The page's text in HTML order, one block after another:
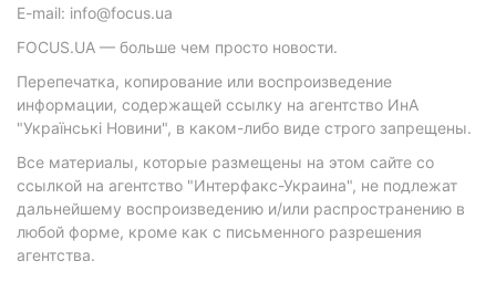
E-mail: info@focus.ua
FOCUS.UA — больше чем просто новости.
Перепечатка, копирование или воспроизведение
информации, содержащей ссылку на агентство ИнА
"Українські Новини", в каком-либо виде строго запрещены.
Все материалы, которые размещены на этом сайте со
ссылкой на агентство "Интерфакс-Украина", не подлежат
дальнейшему воспроизведению и/или распространению в
любой форме, кроме как с письменного разрешения
агентства.